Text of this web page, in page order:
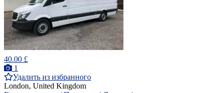
40.00 £
1
Удалить из избранного
London, United Kingdom